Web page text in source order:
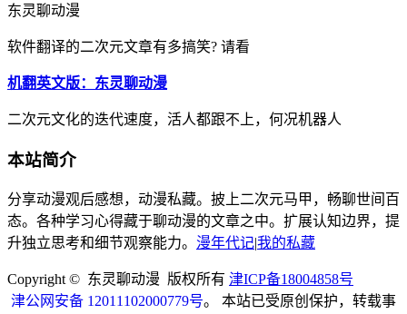
东灵聊动漫
软件翻译的二次元文章有多搞笑? 请看
机翻英文版：东灵聊动漫
二次元文化的迭代速度，活人都跟不上，何况机器人
本站简介
分享动漫观后感想，动漫私藏。披上二次元马甲，畅聊世间百
态。各种学习心得藏于聊动漫的文章之中。扩展认知边界，提
升独立思考和细节观察能力。 漫年代记|我的私藏
Copyright © 东灵聊动漫 版权所有 津ICP备18004858号
津公网安备 12011102000779号。 本站已受原创保护，转载事